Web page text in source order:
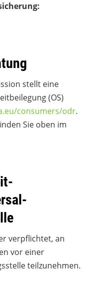
stellt eine
(OS)
consumers/odr.
Sie oben im
verpflichtet, an
vor einer
teilzunehmen.